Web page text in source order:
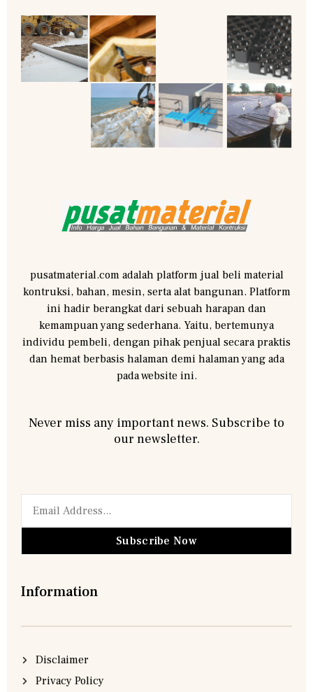
pusatmaterial.com adalah platform jual beli material
kontruksi, bahan, mesin, serta alat bangunan. Platform
ini hadir berangkat dari sebuah harapan dan
kemampuan yang sederhana. Yaitu, bertemunya
individu pembeli, dengan pihak penjual secara praktis
dan hemat berbasis halaman demi halaman yang ada
pada website ini.
Never miss any important news. Subscribe to
our newsletter.
Subscribe Now
Information
Disclaimer
Privacy Policy